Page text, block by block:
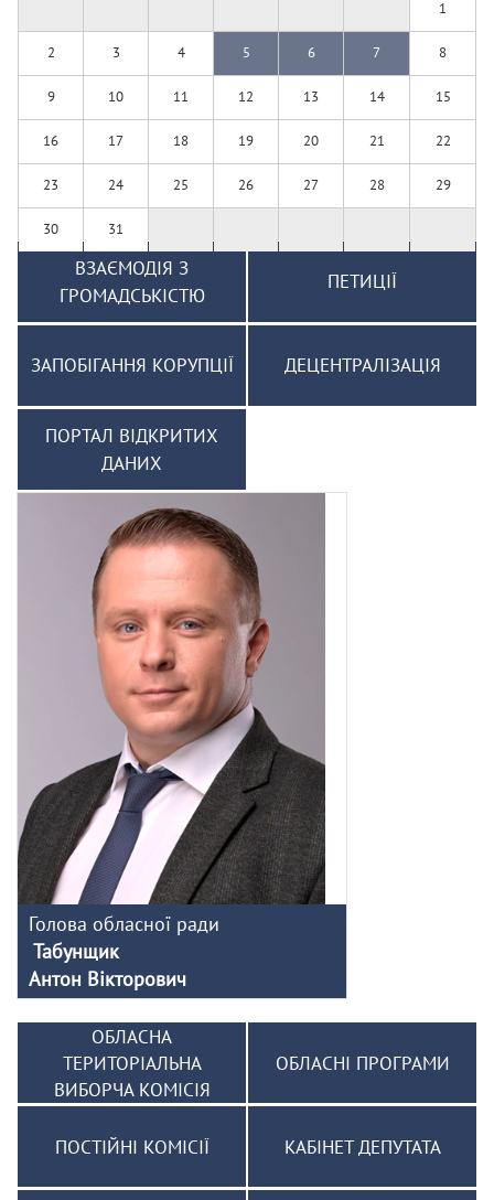
1
2 3 4 5 6 7 8
9 10 11 12 13 14 15
16 17 18 19 20 21 22
23 24 25 26 27 28 29
30 31
ВЗАЄМОДІЯ З
ГРОМАДСЬКІСТЮ
ПЕТИЦІЇ
ЗАПОБІГАННЯ КОРУПЦІЇ ДЕЦЕНТРАЛІЗАЦІЯ
ПОРТАЛ ВІДКРИТИХ
ДАНИХ
Голова обласної ради
Табунщик
Антон Вікторович
ОБЛАСНА
ТЕРИТОРІАЛЬНА
ВИБОРЧА КОМІСІЯ
ОБЛАСНІ ПРОГРАМИ
ПОСТІЙНІ КОМІСІЇ КАБІНЕТ ДЕПУТАТА